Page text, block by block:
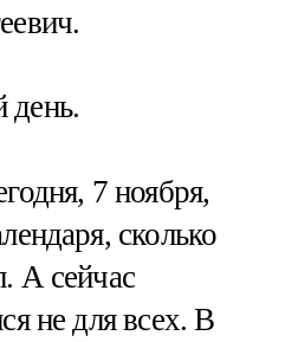
день.
7 ноября,
сколько
А сейчас
не для всех. В